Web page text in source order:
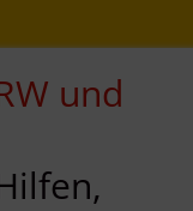
und